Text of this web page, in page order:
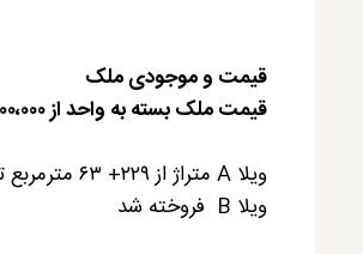
قیمت و موجودی ملک
قیمت ملک بسته به واحد از ۱،۶۰۰،۰۰۰ دلار تا ۱،۹۰۰،۰۰۰ دلار متغیر است.
ویلا A متراژ از ۲۲۹+ ۶۳ مترمربع تراس واقع در زمینی به مساحت ۹۰۰ مترمربع (
ویلا
فروخته شد